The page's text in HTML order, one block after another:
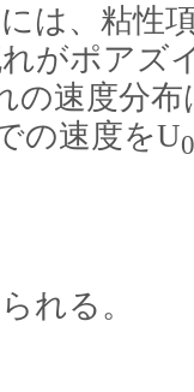
は、粘性
がポアズ
の速度分
の速度をU0
れる。